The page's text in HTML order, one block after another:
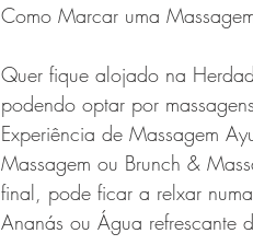
Como Marcar uma
Quer fique alojado na
podendo optar por
Experiência de Massagem
Massagem ou Brunch &
final, pode ficar a relxar
Ananás ou Água refrescante